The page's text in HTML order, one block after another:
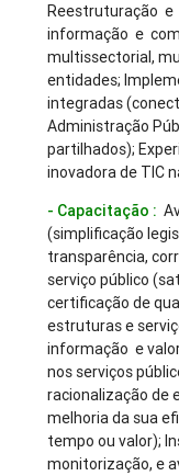
Reestruturação
informação e
multissectorial,
entidades;
integradas
Administração
partilhados);
inovadora de TIC
- Capacitação :
(simplificação
transparência,
serviço público
certificação de
estruturas e
informação e
nos serviços
racionalização de
melhoria da sua
tempo ou valor);
monitorização, e